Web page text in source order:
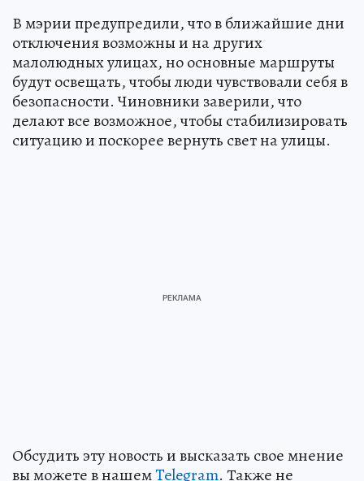
В мэрии предупредили, что в ближайшие дни
отключения возможны и на других
малолюдных улицах, но основные маршруты
будут освещать, чтобы люди чувствовали себя в
безопасности. Чиновники заверили, что
делают все возможное, чтобы стабилизировать
ситуацию и поскорее вернуть свет на улицы.
Обсудить эту новость и высказать свое мнение
вы можете в нашемTelegram. Также не